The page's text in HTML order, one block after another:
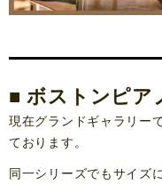
■ ボストンピア
現在グランドギャラリー
ております。
同一シリーズでもサイズ